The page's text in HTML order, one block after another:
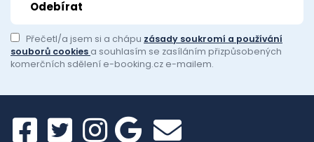
Přečetl/a jsem si a chápu zásady soukromí a používání
souborů cookies a souhlasím se zasíláním přizpůsobených
komerčních sdělení e-booking.cz e-mailem.